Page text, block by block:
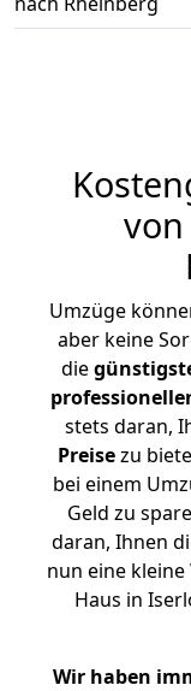
Umzüge
aber keine
die
stets daran,
Preisezu
bei einem
Geld zu
daran, Ihnen
nun eine
Haus in
Wir haben